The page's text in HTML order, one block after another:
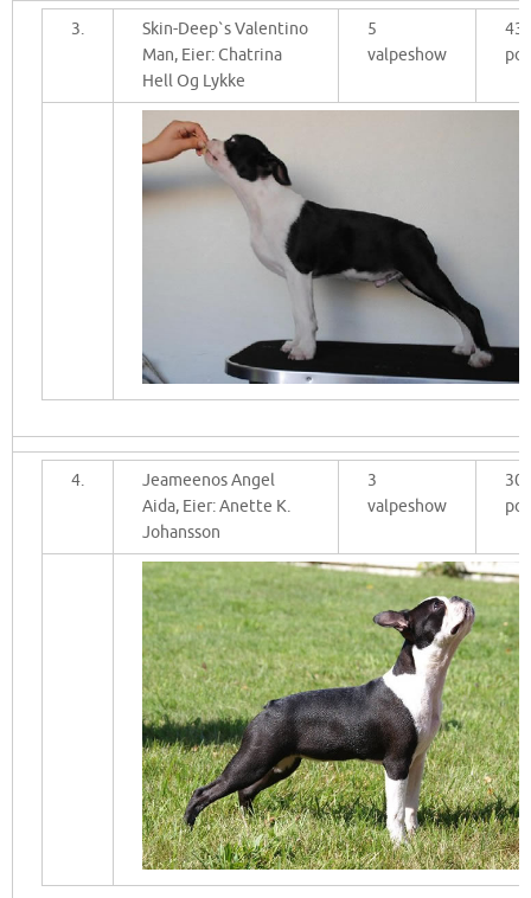
3.
Skin-Deep`s Valentino
Man, Eier: Chatrina
Hell Og Lykke
5
valpeshow
43
4.
Jeameenos Angel
Aida, Eier: Anette K.
Johansson
3
valpeshow
30